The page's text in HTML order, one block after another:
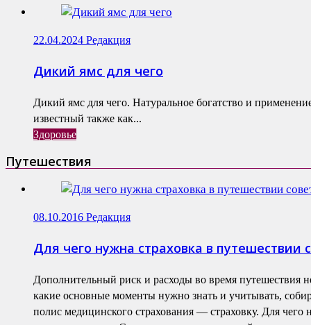
22.04.2024 Редакция
Дикий ямс для чего
Дикий ямс для чего. Натуральное богатство и
известный также как...
Здоровье
Путешествия
08.10.2016 Редакция
Для чего нужна страховка в путешествии
Дополнительный риск и расходы во время путешествия
какие основные моменты нужно знать и учитывать,
полис медицинского страхования — страховку. Для чего